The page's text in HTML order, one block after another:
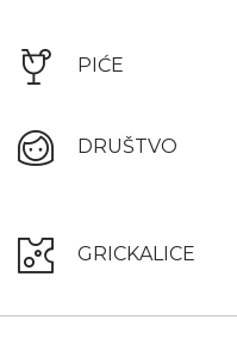
PIĆE
DRUŠTVO
GRICKALICE